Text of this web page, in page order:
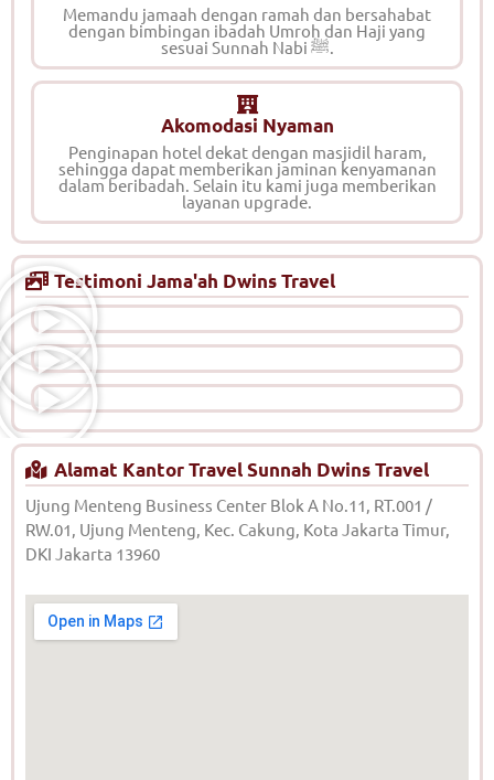
Memandu jamaah dengan ramah dan bersahabat
dengan bimbingan ibadah Umroh dan Haji yang
sesuai Sunnah Nabi ﷺ.
Akomodasi Nyaman
Penginapan hotel dekat dengan masjidil haram,
sehingga dapat memberikan jaminan kenyamanan
dalam beribadah. Selain itu kami juga memberikan
layanan upgrade.
Testimoni Jama'ah Dwins Travel
Alamat Kantor Travel Sunnah Dwins Travel
Ujung Menteng Business Center Blok A No.11, RT.001 /
RW.01, Ujung Menteng, Kec. Cakung, Kota Jakarta Timur,
DKI Jakarta 13960